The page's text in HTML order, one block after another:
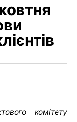
комітету